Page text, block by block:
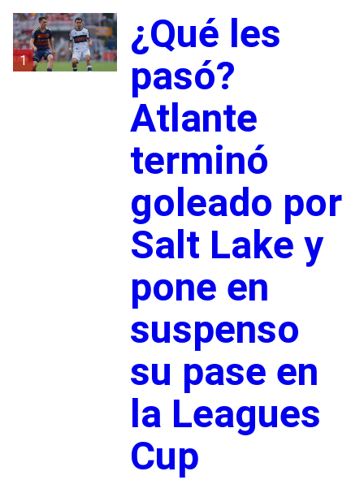
1
¿Qué les
pasó?
Atlante
terminó
goleado por
Salt Lake y
pone en
suspenso
su pase en
la Leagues
Cup